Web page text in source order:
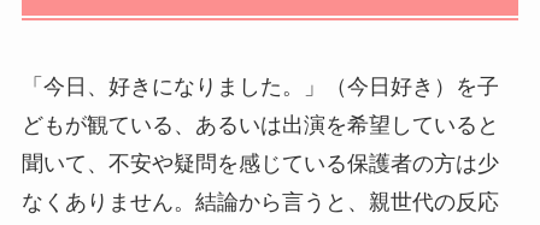
「今日、好きになりました。」（今日好き）を子
どもが観ている、あるいは出演を希望していると
聞いて、不安や疑問を感じている保護者の方は少
なくありません。結論から言うと、親世代の反応